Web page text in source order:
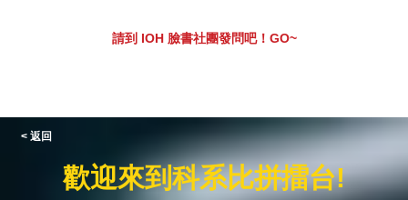
請到 IOH 臉書社團發問吧！GO~
< 返回
歡迎來到科系比拼擂台!